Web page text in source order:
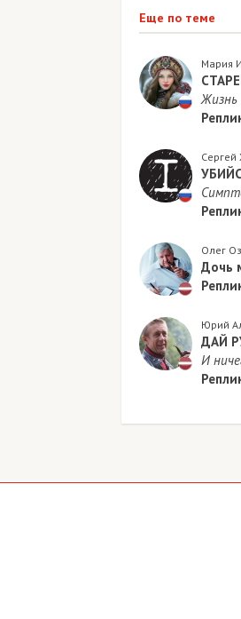
Еще по теме
Мария
Жизнь
Сергей
Олег
Дочь
Юрий
ДАЙ
И